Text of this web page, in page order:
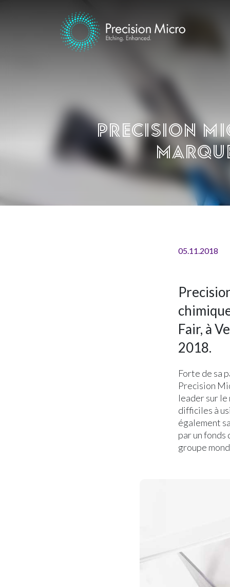
Precision
05.11.2018
Fair, à
2018.
Forte de sa
Precision
leader sur le
difficiles à
également
par un
groupe